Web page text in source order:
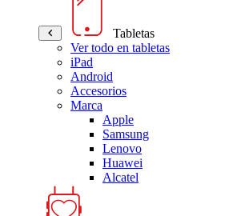
Tabletas
Ver todo en tabletas
iPad
Android
Accesorios
Marca
Apple
Samsung
Lenovo
Huawei
Alcatel